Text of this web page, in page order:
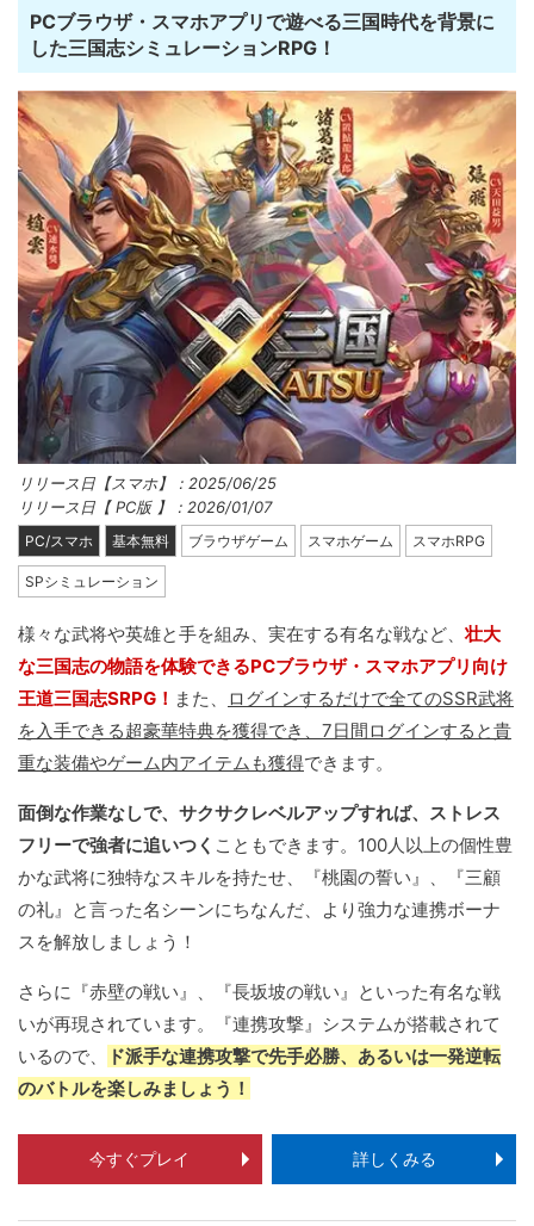
PCブラウザ・スマホアプリで遊べる三国時代を背景に
した三国志シミュレーションRPG！
リリース日【スマホ】：2025/06/25
リリース日【 PC版 】：2026/01/07
PC/スマホ 基本無料 ブラウザゲーム スマホゲーム スマホRPG
SPシミュレーション
様々な武将や英雄と手を組み、実在する有名な戦など、壮大
な三国志の物語を体験できるPCブラウザ・スマホアプリ向け
王道三国志SRPG！ また、
ログインするだけで全てのSSR武将
を入手できる超豪華特典を獲得でき、7日間ログインすると貴
重な装備やゲーム内アイテムも獲得できます。
面倒な作業なしで、サクサクレベルアップすれば、ストレス
フリーで強者に追いつく こともできます。100人以上の個性豊
かな武将に独特なスキルを持たせ、『桃園の誓い』、『三顧
の礼』と言った名シーンにちなんだ、より強力な連携ボーナ
スを解放しましょう！
さらに『赤壁の戦い』、『長坂坡の戦い』といった有名な戦
いが再現されています。『連携攻撃』システムが搭載されて
いるので、
ド派手な連携攻撃で先手必勝、あるいは一発逆転
のバトルを楽しみましょう！
今すぐプレイ 詳しくみる